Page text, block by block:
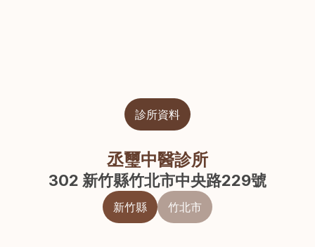
診所資料
丞璽中醫診所
302 新竹縣竹北市中央路229號
新竹縣 竹北市